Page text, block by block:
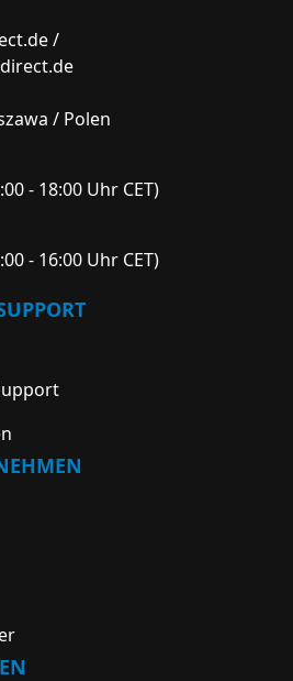
/
/ Polen
- 18:00 Uhr CET)
- 16:00 Uhr CET)